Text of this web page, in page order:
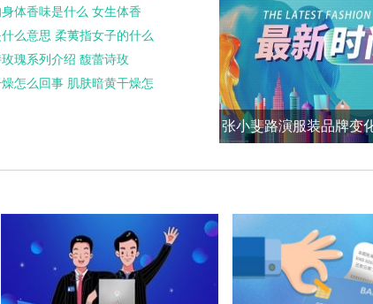
体香味是什么 女生体香
么意思 柔荑指女子的什么
瑰系列介绍 馥蕾诗玫
怎么回事 肌肤暗黄干燥怎
张小斐路演服装品牌变